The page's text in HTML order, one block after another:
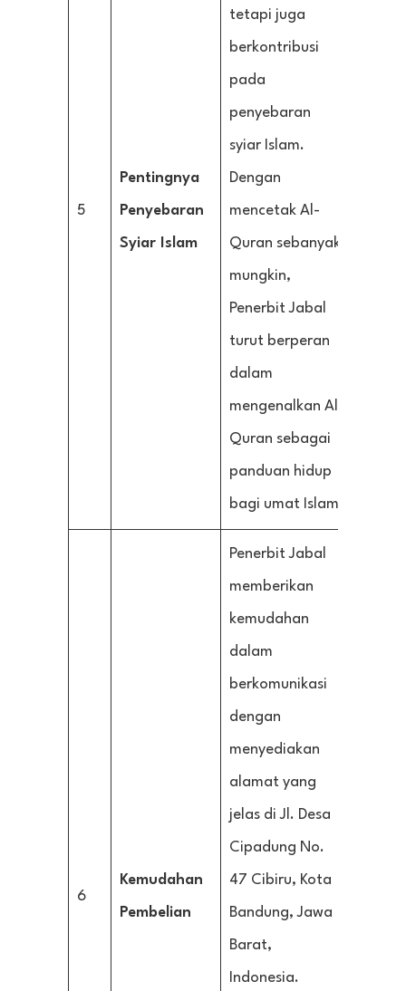
5
Pentingnya
Penyebaran
Syiar Islam
tetapi juga
berkontribusi
pada
penyebaran
syiar Islam.
Dengan
mencetak Al-
Quran sebanyak
mungkin,
Penerbit Jabal
turut berperan
dalam
mengenalkan Al-
Quran sebagai
panduan hidup
bagi umat Islam.
6
Kemudahan
Pembelian
Penerbit Jabal
memberikan
kemudahan
dalam
berkomunikasi
dengan
menyediakan
alamat yang
jelas di Jl. Desa
Cipadung No.
47 Cibiru, Kota
Bandung, Jawa
Barat,
Indonesia.